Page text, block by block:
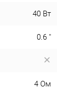
40 Вт
0.6 "
4 Ом